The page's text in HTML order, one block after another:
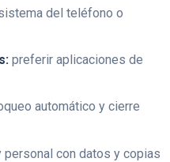
del teléfono o
preferir aplicaciones de
automático y cierre
personal con datos y copias